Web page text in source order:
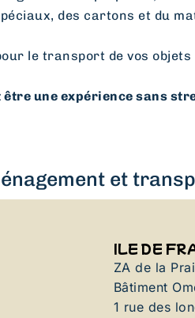
des cartons et du
le transport de vos
être une expérience sans
et
ILE DE
ZA de la
Bâtiment
1 rue des